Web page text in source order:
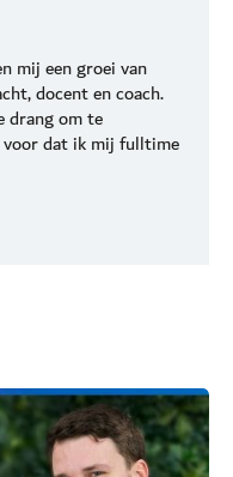
mij een groei van
docent en coach.
drang om te
dat ik mij fulltime